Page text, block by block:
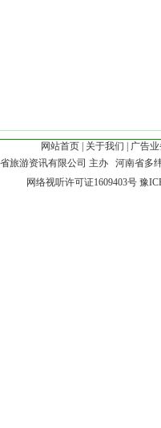
网站首页 关于我们
广告
旅游资讯有限公司 主办 河南省多
网络视听许可证1609403号豫